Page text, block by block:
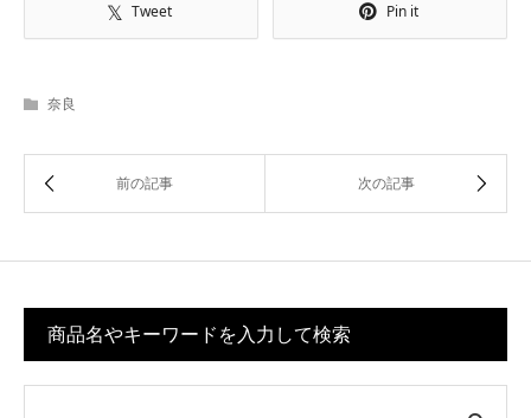
Tweet Pin it
奈良
商品名やキーワードを入力して検索